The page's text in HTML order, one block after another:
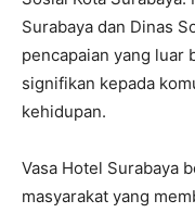
Surabaya dan Dinas
pencapaian yang luar
signifikan kepada
kehidupan.
Vasa Hotel Surabaya
masyarakat yang